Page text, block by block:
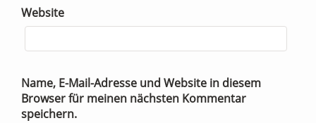
Website
Name, E-Mail-Adresse und Website in diesem
Browser für meinen nächsten Kommentar
speichern.